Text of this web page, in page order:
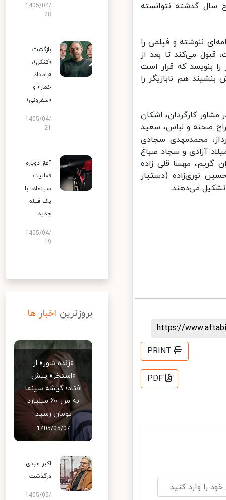
گذشته نتوانسته
ننوشته و فیلمی را
می‌کند تا بعد از
بنویسد که قرار است
هم نابازیگر را
کارگردان، اشکان
صحنه و لباس، سعید
محمدمهدی سجادی
آزادی و سجاد صباغ
گریم، مهسا قلی زاده
نوری‌زاده (دستیار
می‌دهند.
https://
PRINT
PDF
1405/04/
28
بازگشت
«کنکل»،
«بامداد
خمار» و
«شفرونی»
1405/04/
آغاز دوباره
فعالیت
سینماها با
یک فیلم
جدید
1405/04/
19
بروزترین اخبار ها
«زنده شور» از
«استخر» پیش
افتاد؛ گیشه سینما
به مرز ۶۰ میلیارد
تومان رسید
1405/05/07
اکبر عبدی
درگذشت
1405/05/